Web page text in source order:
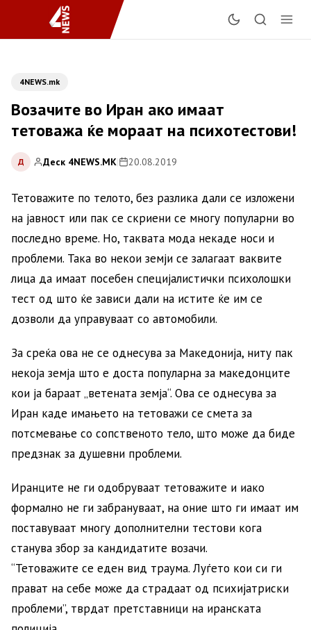
4NEWS.mk
Возачите во Иран ако имаат
тетоважа ќе мораат на психотестови!
Д Деск 4NEWS.MK| 20.08.2019
Тетоважите по телото, без разлика дали се изложени
на јавност или пак се скриени се многу популарни во
последно време. Но, таквата мода некаде носи и
проблеми. Така во некои земји се залагаат ваквите
лица да имаат посебен специјалистички психолошки
тест од што ќе зависи дали на истите ќе им се
дозволи да управуваат со автомобили.
За среќа ова не се однесува за Македонија, ниту пак
некоја земја што е доста популарна за македонците
кои ја бараат „ветената земја“. Ова се однесува за
Иран каде имањето на тетоважи се смета за
потсмевање со сопственото тело, што може да биде
предзнак за душевни проблеми.
Иранците не ги одобруваат тетоважите и иако
формално не ги забрануваат, на оние што ги имаат им
поставуваат многу дополнителни тестови кога
станува збор за кандидатите возачи.
“Тетоважите се еден вид траума. Луѓето кои си ги
прават на себе може да страдаат од психијатриски
проблеми”, тврдат претставници на иранската